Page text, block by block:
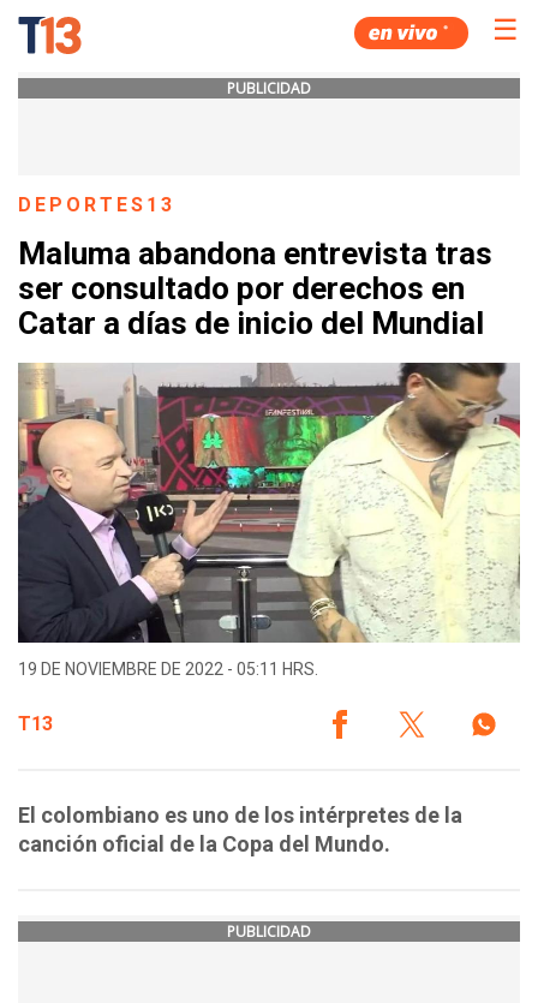
☰
PUBLICIDAD
DEPORTES13
Maluma abandona entrevista tras
ser consultado por derechos en
Catar a días de inicio del Mundial
19 DE NOVIEMBRE DE 2022 - 05:11 HRS.
T13
El colombiano es uno de los intérpretes de la
canción oficial de la Copa del Mundo.
PUBLICIDAD